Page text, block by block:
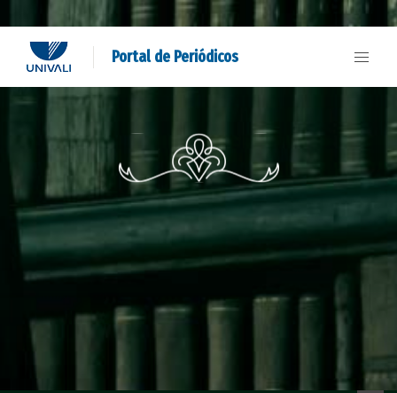
Portal de Periódicos